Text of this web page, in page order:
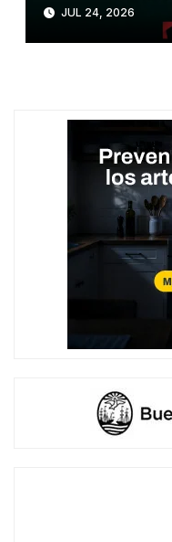
JUL 24, 2026